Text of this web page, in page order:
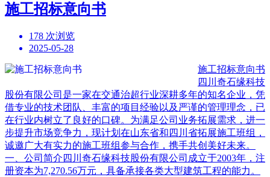
施工招标意向书
178 次浏览
2025-05-28
施工招标意向书
四川奇石缘科技
股份有限公司是一家在交通治超行业深耕多年的知名企业，凭
借专业的技术团队、丰富的项目经验以及严谨的管理理念，已
在行业内树立了良好的口碑。为满足公司业务拓展需求，进一
步提升市场竞争力，现计划在山东省和四川省拓展施工班组，
诚邀广大有实力的施工班组参与合作，携手共创美好未来。
一、公司简介四川奇石缘科技股份有限公司成立于2003年，注
册资本为7,270.56万元，具备承接各类大型建筑工程的能力。